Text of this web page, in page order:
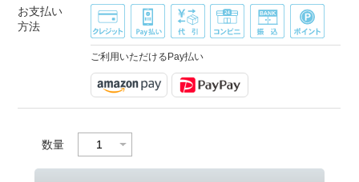
お支払い
方法
ご利用いただけるPay払い
数量